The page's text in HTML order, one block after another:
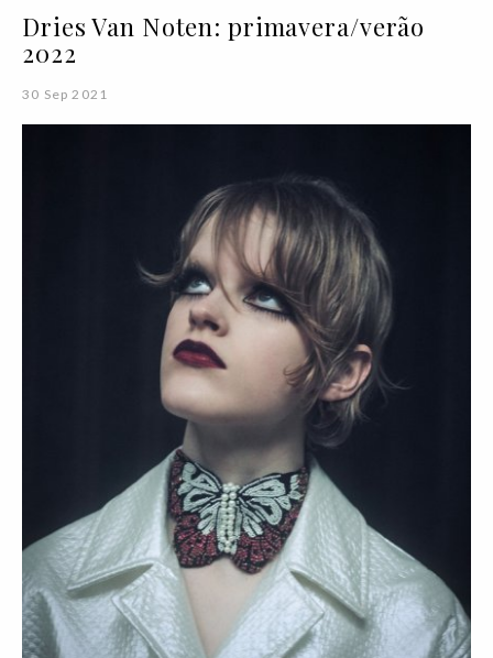
Dries Van Noten: primavera/verão
2022
30 Sep 2021